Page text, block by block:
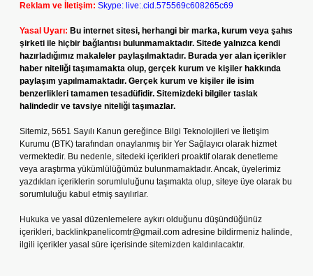
Reklam ve İletişim: Skype: live:.cid.575569c608265c69
Yasal Uyarı: Bu internet sitesi, herhangi bir marka, kurum veya şahıs
şirketi ile hiçbir bağlantısı bulunmamaktadır. Sitede yalnızca kendi
hazırladığımız makaleler paylaşılmaktadır. Burada yer alan içerikler
haber niteliği taşımamakta olup, gerçek kurum ve kişiler hakkında
paylaşım yapılmamaktadır. Gerçek kurum ve kişiler ile isim
benzerlikleri tamamen tesadüfidir. Sitemizdeki bilgiler taslak
halindedir ve tavsiye niteliği taşımazlar.
Sitemiz, 5651 Sayılı Kanun gereğince Bilgi Teknolojileri ve İletişim
Kurumu (BTK) tarafından onaylanmış bir Yer Sağlayıcı olarak hizmet
vermektedir. Bu nedenle, sitedeki içerikleri proaktif olarak denetleme
veya araştırma yükümlülüğümüz bulunmamaktadır. Ancak, üyelerimiz
yazdıkları içeriklerin sorumluluğunu taşımakta olup, siteye üye olarak bu
sorumluluğu kabul etmiş sayılırlar.
Hukuka ve yasal düzenlemelere aykırı olduğunu düşündüğünüz
içerikleri, backlinkpanelicomtr@gmail.com adresine bildirmeniz halinde,
ilgili içerikler yasal süre içerisinde sitemizden kaldırılacaktır.